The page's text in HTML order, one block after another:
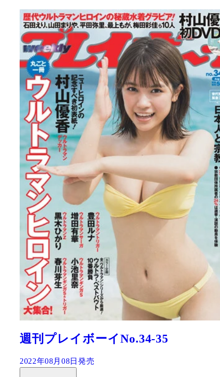
週刊プレイボーイNo.34-35
2022年08月08日発売